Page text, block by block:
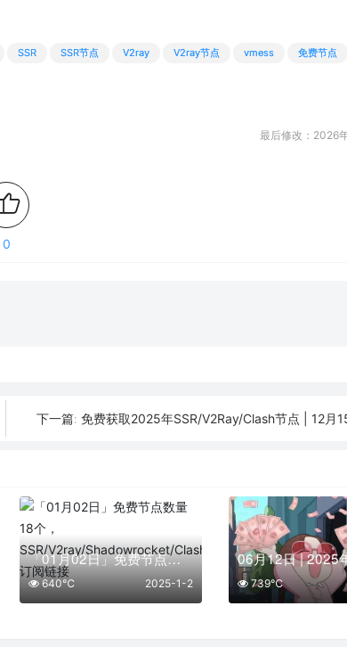
SSR SSR节点 V2ray V2ray节点 vmess
免费节点
最后修改：2026
0
下一篇: 免费获取2025年SSR/V2Ray/Clash节点 | 12月
「01月02日」免费节点数量18个，SSR/V2ray/Shadowrocket/Clash订阅链接
2025-1-2
640℃ 739℃